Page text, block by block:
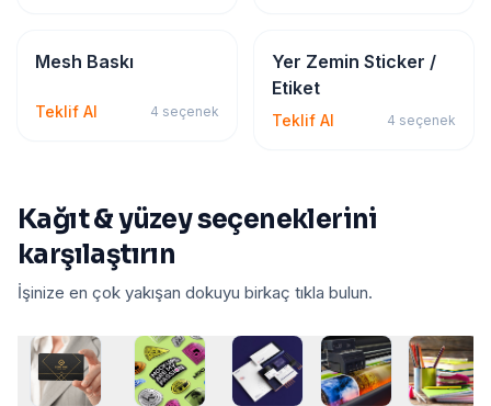
Tabela & Reklam
Mesh Baskı
Teklif Al 4 seçenek
Sticker & Etiket
Yer Zemin Sticker /
Etiket
Teklif Al 4 seçenek
Kağıt & yüzey seçeneklerini
karşılaştırın
İşinize en çok yakışan dokuyu birkaç tıkla bulun.